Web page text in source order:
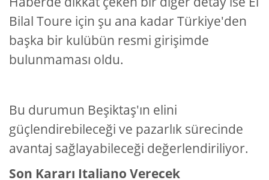
Bilal Toure için şu ana kadar Türkiye'den
başka bir kulübün resmi girişimde
bulunmaması oldu.
Bu durumun Beşiktaş'ın elini
güçlendirebileceği ve pazarlık sürecinde
avantaj sağlayabileceği değerlendiriliyor.
Son Kararı Italiano Verecek